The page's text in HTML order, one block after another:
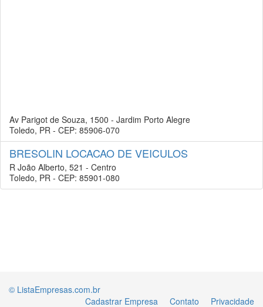
Av Parigot de Souza, 1500 - Jardim Porto Alegre
Toledo, PR - CEP: 85906-070
BRESOLIN LOCACAO DE VEICULOS
R João Alberto, 521 - Centro
Toledo, PR - CEP: 85901-080
© ListaEmpresas.com.br
Cadastrar Empresa
Contato Privacidade